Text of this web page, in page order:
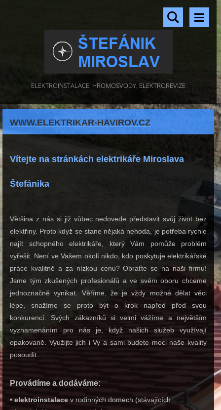
ELEKTROINSTALACE, HROMOSVODY, ELEKTROREVIZE
WWW.ELEKTRIKAR-HAVIROV.CZ
Vítejte na stránkách elektrikáře Miroslava
Štefánika
Většina z nás si již vůbec nedovede představit svůj život bez
elektřiny. Proto když se stane nějaká nehoda, je potřeba rychle
najít schopného elektrikáře, který Vám pomůže problém
vyřešit. Není ve Vašem okolí nikdo, kdo poskytuje elektrikářské
práce kvalitně a za nízkou cenu? Obraťte se na naši firmu!
Jsme tým zkušených profesionálů a ve svém oboru chceme
jednoznačně vynikat. Věříme, že je vždy možné dělat věci
lépe, snažíme se proto být o krok napřed před svou
konkurencí. Svých zákazníků si velmi vážíme a největším
vyznamenáním pro nás je, když našich služeb využívají
opakovaně. Využijte jich i Vy a sami budete moci naše kvality
posoudit.
Provádíme a dodáváme:
• elektroinstalace v rodinných domech (stávajících